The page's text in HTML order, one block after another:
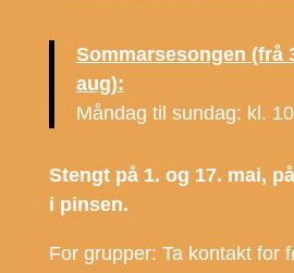
Sommarsesongen (frå
aug):
Måndag til sundag: kl.
Stengt på 1. og 17. mai,
i pinsen.
For grupper: Ta kontakt for